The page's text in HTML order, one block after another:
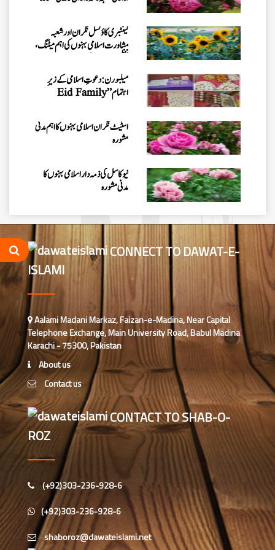
کینٹبری کاؤنسل نگران اور شعبہ
مشاورت اسلامی بہنوں کی اہم میٹنگ،
میلبورن: دعوتِ اسلامی کے زیرِ
اہتمام ”Eid Family
اسٹیٹ نگران اسلامی بہنوں کا اہم مدنی
مشورہ
نیو کاسل کی ذمہ دار اسلامی بہنوں کا
مدنی مشورہ
سڈنی نگران کے ہمراہ اہم مدنی مشورہ
وکٹوریا نگران کے ہمراہ میٹنگ
شعبہ کفن دفن انٹرنیشنل افئیرز کے
تحت مارچ 2026ء کی ماہانہ کارکردگی
نیوزی لینڈ کی ذمہ دار اسلامی بہنوں کا
مدنی مشورہ، 8 دینی کاموں پر کلام
شارٹ کورسز 2026ء کو منظم کرنے
کے لیے ملکی سطح پر اہم مشورہ
بلیک ٹاؤن کاؤنسل کی نگران و ذمہ
داران کا مدنی مشورہ، 8 دینی کاموں کا
جائزہ
ملک مشاورت، اسٹیٹ نگران اور
ادارتی شعبہ ذمہ داران کا مدنی مشورہ
CONNECT TO DAWAT-E-
ISLAMI
Aalami Madani Markaz, Faizan-e-Madina, Near Capital
Telephone Exchange, Main University Road, Babul Madina
Karachi - 75300, Pakistan
About us
Contact us
CONTACT TO SHAB-O-
ROZ
(+92)303-236-928-6
(+92)303-236-928-6